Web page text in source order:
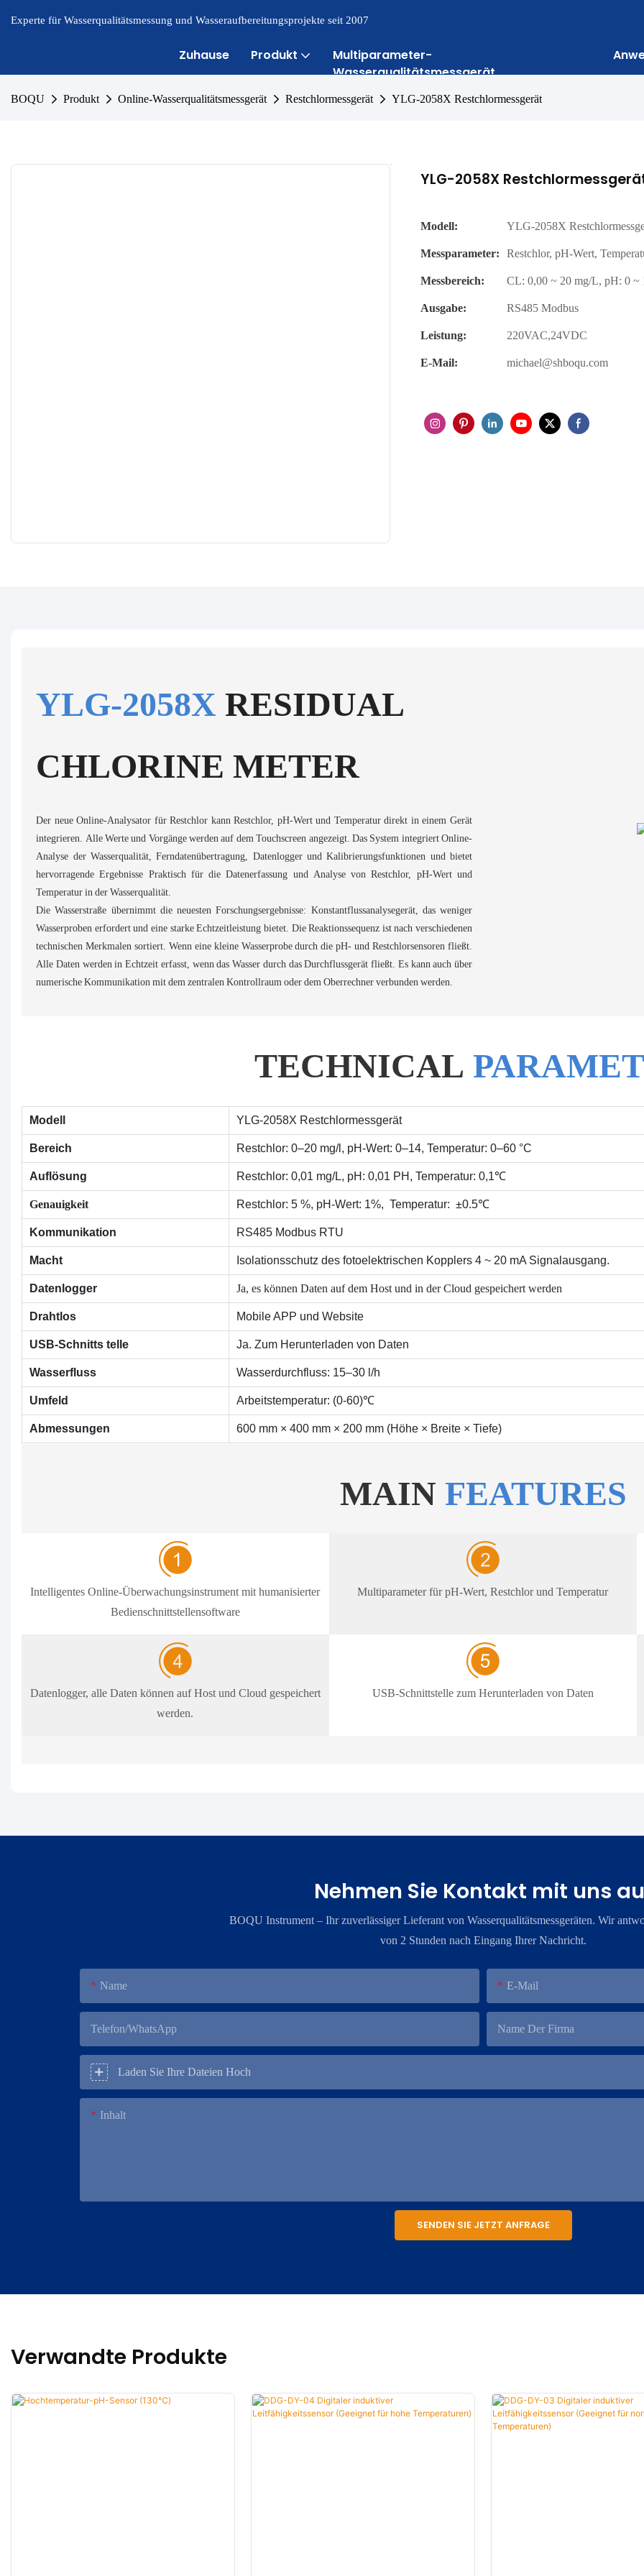
Experte für Wasserqualitätsmessung und Wasseraufbereitungsprojekte seit 2007
Zuhause Produkt
Multiparameter-
Wasserqualitätsmessgerät
BOQU Produkt Online-Wasserqualitätsmessgerät Restchlormessgerät YLG-2058X Restchlormessgerät
YLG-2058X
Modell:
YLG-2058X
Messparameter: Restchlor, pH-Wert,
Messbereich:
CL: 0,00 ~ 20 mg/L, pH: 0
Ausgabe:
RS485 Modbus
Leistung:
220VAC,24VDC
E-Mail:
michael@shboqu.com
YLG-2058XRESIDUAL
CHLORINE METER
Der neue Online-Analysator für Restchlor kann Restchlor, pH-Wert und Temperatur direkt in einem Gerät
integrieren. Alle Werte und Vorgänge werden auf dem Touchscreen angezeigt. Das System integriert Online-
Analyse der Wasserqualität, Ferndatenübertragung, Datenlogger und Kalibrierungsfunktionen und bietet
hervorragende Ergebnisse Praktisch für die Datenerfassung und Analyse von Restchlor, pH-Wert und
Temperatur in der Wasserqualität.
Die Wasserstraße übernimmt die neuesten Forschungsergebnisse: Konstantflussanalysegerät, das weniger
Wasserproben erfordert und eine starke Echtzeitleistung bietet. Die Reaktionssequenz ist nach verschiedenen
technischen Merkmalen sortiert. Wenn eine kleine Wasserprobe durch die pH- und Restchlorsensoren fließt.
Alle Daten werden in Echtzeit erfasst, wenn das Wasser durch das Durchflussgerät fließt. Es kann auch über
numerische Kommunikation mit dem zentralen Kontrollraum oder dem Oberrechner verbunden werden.
TECHNICAL
Modell YLG-2058X Restchlormessgerät
Bereich Restchlor: 0–20 mg/l, pH-Wert: 0–14, Temperatur: 0–60 °C
Auflösung Restchlor: 0,01 mg/L, pH: 0,01 PH, Temperatur: 0,1℃
Genauigkeit Restchlor: 5 %, pH-Wert: 1%, Temperatur: ±0.5℃
Kommunikation RS485 Modbus RTU
Macht Isolationsschutz des fotoelektrischen Kopplers 4 ~ 20 mA Signalausgang.
Datenlogger Ja, es können Daten auf dem Host und in der Cloud gespeichert werden
Drahtlos Mobile APP und Website
USB-Schnitts telle Ja. Zum Herunterladen von Daten
Wasserfluss Wasserdurchfluss: 15–30 l/h
Umfeld Arbeitstemperatur: (0-60)℃
Abmessungen 600 mm × 400 mm × 200 mm (Höhe × Breite × Tiefe)
MAIN FEATURES
Intelligentes Online-Überwachungsinstrument mit humanisierter
Bedienschnittstellensoftware
Multiparameter für pH-Wert, Restchlor und Temperatur
Datenlogger, alle Daten können auf Host und Cloud gespeichert
werden.
USB-Schnittstelle zum Herunterladen von Daten
Nehmen Sie Kontakt mit uns
BOQU Instrument – ​​Ihr zuverlässiger Lieferant von Wasserqualitätsmessgeräten. Wir
von 2 Stunden nach Eingang Ihrer Nachricht.
Name E-Mail
Telefon/WhatsApp Name Der Firma
Laden Sie Ihre Dateien Hoch
Inhalt
SENDEN SIE JETZT ANFRAGE
Verwandte Produkte